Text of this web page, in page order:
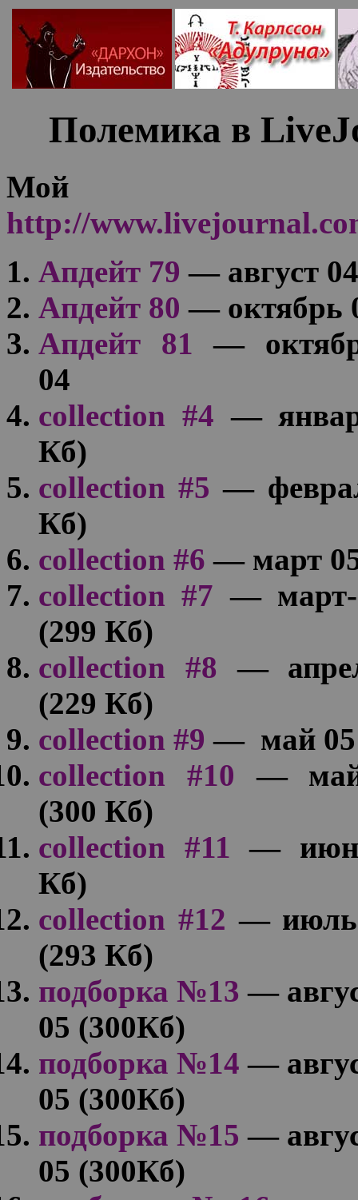
Полемика в
Мой
http://
Апдейт 79 — август 04
Апдейт 80 — октябрь
Апдейт 81 —
04
collection #4 —
Кб)
collection #5 —
Кб)
collection #6 — март
collection #7 — март-
(299 Кб)
collection #8 —
(229 Кб)
collection #9 — май 05
collection #10 —
(300 Кб)
collection #11 —
Кб)
collection #12 — июль-
(293 Кб)
подборка №13 —
05 (300Кб)
подборка №14 —
05 (300Кб)
подборка №15 —
05 (300Кб)